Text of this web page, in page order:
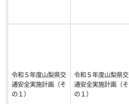
令和５年度山梨県交
通安全実施計画（そ
の１）
令和５年度山梨県交
通安全実施計画（そ
の１）